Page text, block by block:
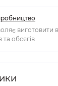
виготовити
та обсягів